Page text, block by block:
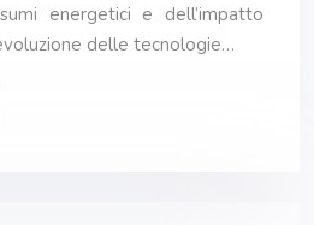
energetici e dell’impatto
delle tecnologie…